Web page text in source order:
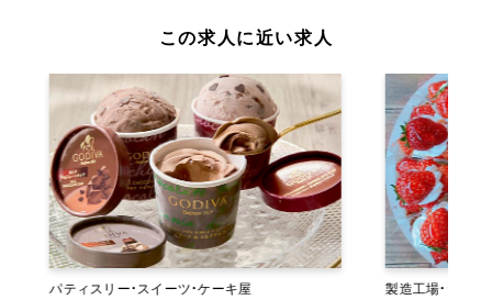
この求人に近い求人
パティスリー・スイーツ・ケーキ屋
製造工場・ラボ 工房・アトリエ・オンラインショ